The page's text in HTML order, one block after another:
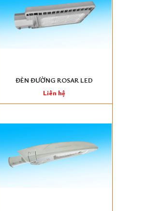
ĐÈN ĐƯỜNG ROSAR LED
Liên hệ